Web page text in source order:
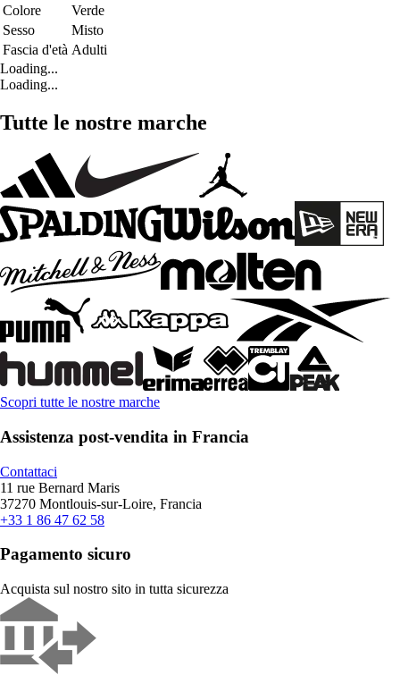
Colore
Verde
Sesso
Misto
Fascia d'età Adulti
Loading...
Loading...
Tutte le nostre marche
Scopri tutte le nostre marche
Assistenza post-vendita in Francia
Contattaci
11 rue Bernard Maris
37270 Montlouis-sur-Loire, Francia
+33 1 86 47 62 58
Pagamento sicuro
Acquista sul nostro sito in tutta sicurezza